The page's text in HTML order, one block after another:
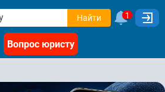
Найти 1
Вопрос юристу